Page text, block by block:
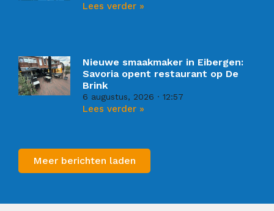
Lees verder »
Nieuwe smaakmaker in Eibergen:
Savoria opent restaurant op De
Brink
6 augustus, 2026 12:57
Lees verder »
Meer berichten laden